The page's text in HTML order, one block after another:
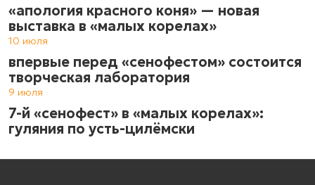
«апология красного коня» — новая
выставка в «малых корелах»
10 июля
впервые перед «сенофестом» состоится
творческая лаборатория
9 июля
7-й «сенофест» в «малых корелах»:
гуляния по усть-цилёмски